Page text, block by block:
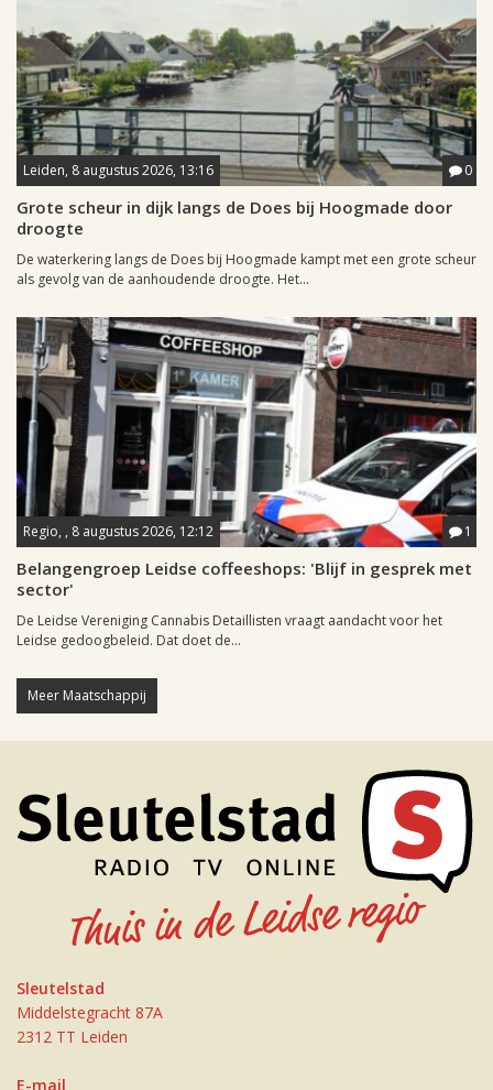
Leiden, 8 augustus 2026, 13:16 0
Grote scheur in dijk langs de Does bij Hoogmade door
droogte
De waterkering langs de Does bij Hoogmade kampt met een grote scheur
als gevolg van de aanhoudende droogte. Het...
Regio, , 8 augustus 2026, 12:12 1
Belangengroep Leidse coffeeshops: 'Blijf in gesprek met
sector'
De Leidse Vereniging Cannabis Detaillisten vraagt aandacht voor het
Leidse gedoogbeleid. Dat doet de...
Meer Maatschappij
Sleutelstad
Middelstegracht 87A
2312 TT Leiden
E-mail